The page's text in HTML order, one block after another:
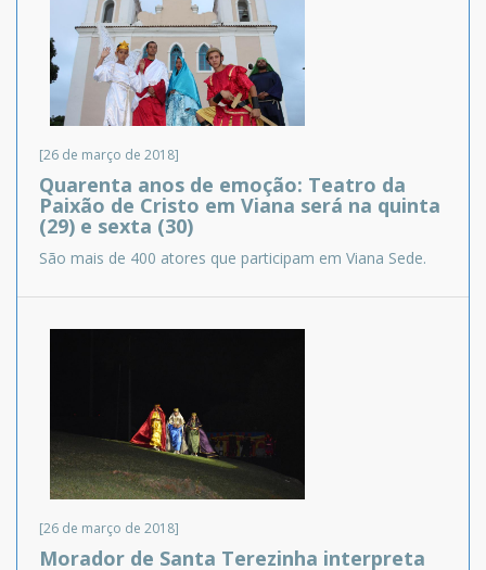
[26 de março de 2018]
Quarenta anos de emoção: Teatro da
Paixão de Cristo em Viana será na quinta
(29) e sexta (30)
São mais de 400 atores que participam em Viana Sede.
[26 de março de 2018]
Morador de Santa Terezinha interpreta